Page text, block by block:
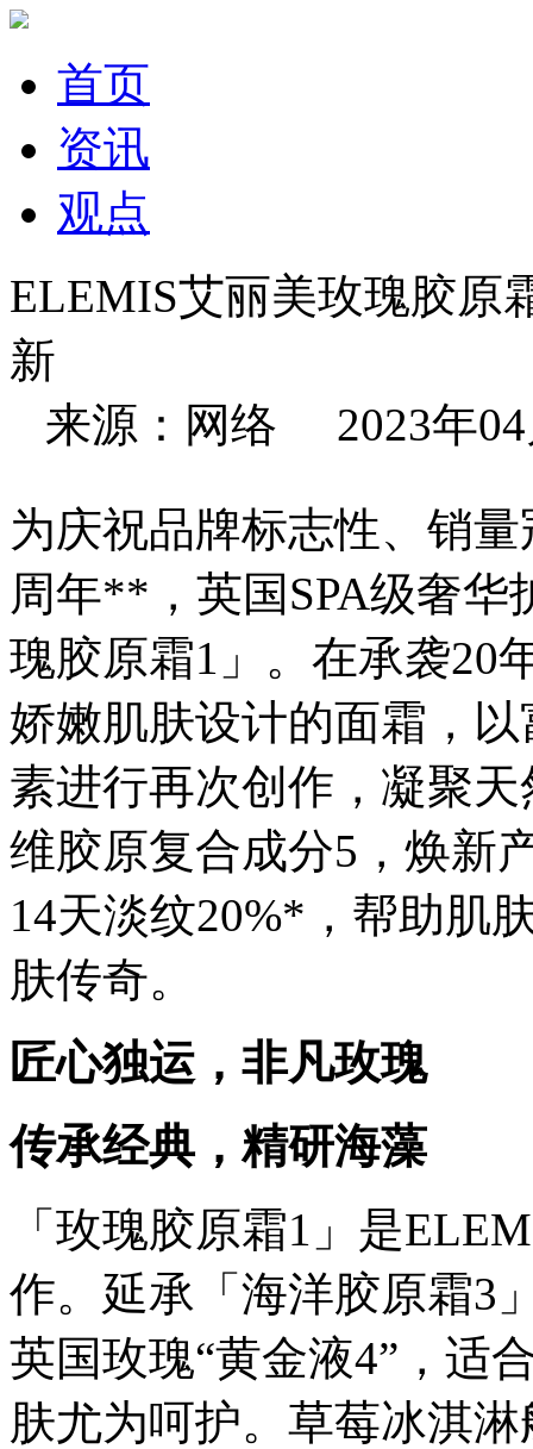
首页
资讯
观点
ELEMIS艾丽美玫瑰胶原
新
来源：网络 2023年04
为庆祝品牌标志性、销
周年**，英国SPA级奢
瑰胶原霜1」。在承袭20
娇嫩肌肤设计的面霜，
素进行再次创作，凝聚
维胶原复合成分5，焕新
14天淡纹20%*，帮助肌
肤传奇。
匠心独运，非凡玫瑰
传承经典，精研海藻
「玫瑰胶原霜1」是
作。延承「海洋胶原霜3
英国玫瑰“黄金液4”，适
肤尤为呵护。草莓冰淇